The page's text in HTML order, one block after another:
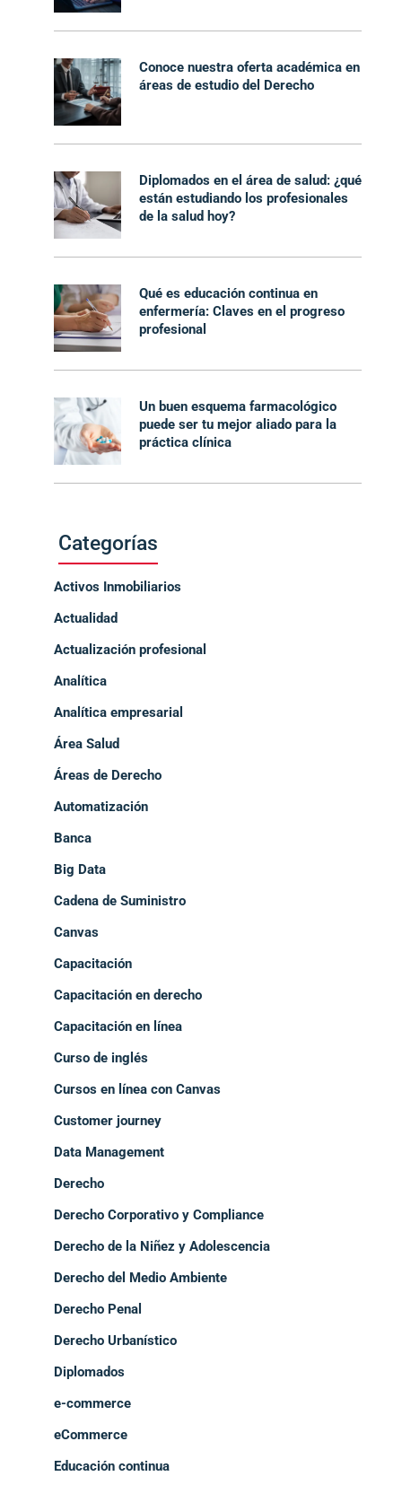
Conoce nuestra oferta académica en
áreas de estudio del Derecho
Diplomados en el área de salud: ¿qué
están estudiando los profesionales
de la salud hoy?
Qué es educación continua en
enfermería: Claves en el progreso
profesional
Un buen esquema farmacológico
puede ser tu mejor aliado para la
práctica clínica
Categorías
Activos Inmobiliarios
Actualidad
Actualización profesional
Analítica
Analítica empresarial
Área Salud
Áreas de Derecho
Automatización
Banca
Big Data
Cadena de Suministro
Canvas
Capacitación
Capacitación en derecho
Capacitación en línea
Curso de inglés
Cursos en línea con Canvas
Customer journey
Data Management
Derecho
Derecho Corporativo y Compliance
Derecho de la Niñez y Adolescencia
Derecho del Medio Ambiente
Derecho Penal
Derecho Urbanístico
Diplomados
e-commerce
eCommerce
Educación continua